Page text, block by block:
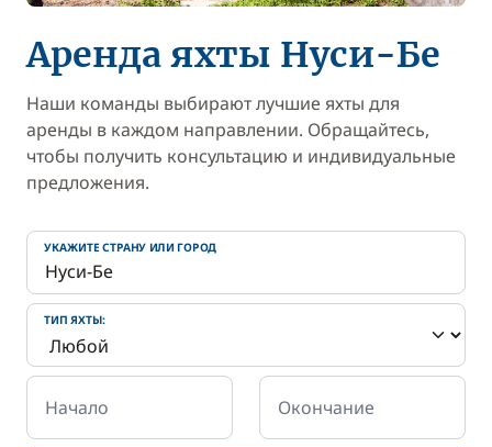
Аренда яхты Нуси-Бе
Наши команды выбирают лучшие яхты для
аренды в каждом направлении. Обращайтесь,
чтобы получить консультацию и индивидуальные
предложения.
УКАЖИТЕ СТРАНУ ИЛИ ГОРОД
ТИП ЯХТЫ:
Начало Окончание